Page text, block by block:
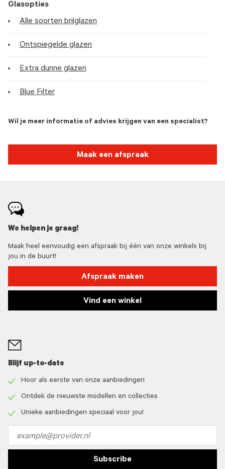
Glasopties
Alle soorten brilglazen
Ontspiegelde glazen
Extra dunne glazen
Blue Filter
Wil je meer informatie of advies krijgen van een specialist?
Maak een afspraak
We helpen je graag!
Maak heel eenvoudig een afspraak bij één van onze winkels bij
jou in de buurt!
Afspraak maken
Vind een winkel
Blijf up-to-date
icon
Hoor als eerste van onze aanbiedingen
icon
Ontdek de nieuwste modellen en collecties
Unieke aanbiedingen speciaal voor jou!
address
Subscribe